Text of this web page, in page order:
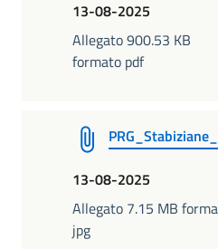
13-08-2025
Allegato 900.53 KB
formato pdf
13-08-2025
Allegato 7.15 MB
jpg